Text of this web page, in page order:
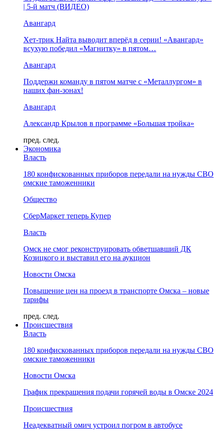
| 5-й матч (ВИДЕО)
Авангард
Хет-трик Найта выводит вперёд в серии! «Авангард»
всухую победил «Магнитку» в пятом…
Авангард
Поддержи команду в пятом матче с «Металлургом» в
наших фан-зонах!
Авангард
Александр Крылов в программе «Большая тройка»
пред. след.
Экономика
Власть
180 конфискованных приборов передали на нужды СВО
омские таможенники
Общество
СберМаркет теперь Купер
Власть
Омск не смог реконструировать обветшавший ДК
Козицкого и выставил его на аукцион
Новости Омска
Повышение цен на проезд в транспорте Омска – новые
тарифы
пред. след.
Происшествия
Власть
180 конфискованных приборов передали на нужды СВО
омские таможенники
Новости Омска
График прекращения подачи горячей воды в Омске 2024
Происшествия
Неадекватный омич устроил погром в автобусе